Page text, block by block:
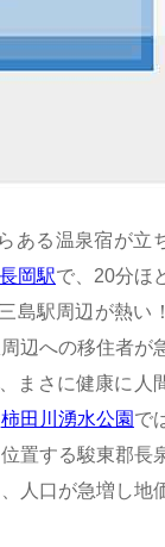
ある温泉宿が立
岡駅で、20分ほ
島駅周辺が熱い
辺への移住者が
まさに健康に人
柿田川湧水公園 で
置する駿東郡長
人口が急増し地